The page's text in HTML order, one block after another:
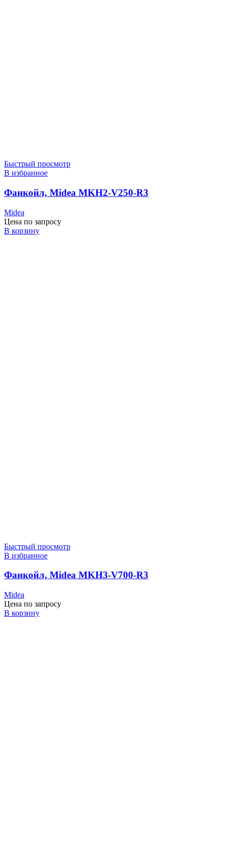
Быстрый просмотр
В избранное
Фанкойл, Midea MKH2-V250-R3
Midea
Цена по запросу
В корзину
Быстрый просмотр
В избранное
Фанкойл, Midea MKH3-V700-R3
Midea
Цена по запросу
В корзину